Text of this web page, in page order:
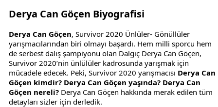
Derya Can Göçen Biyografisi
Derya Can Göçen, Survivor 2020 Ünlüler- Gönüllüler
yarışmacılarından biri olmayı başardı. Hem milli sporcu hem
de serbest dalış şampiyonu olan Dalgıç Derya Can Göçen,
Survivor 2020’nin ünlülüler kadrosunda yarışmak için
mücadele edecek. Peki, Survivor 2020 yarışmacısı Derya Can
Göçen kimdir? Derya Can Göçen yaşında? Derya Can
Göçen nereli? Derya Can Göçen hakkında merak edilen tüm
detayları sizler için derledik.